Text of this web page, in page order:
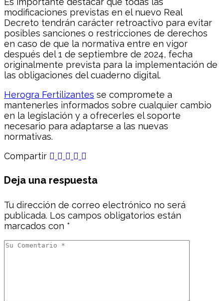
modificaciones previstas en el nuevo Real
Decreto tendrán carácter retroactivo para evitar
posibles sanciones o restricciones de derechos
en caso de que la normativa entre en vigor
después del 1 de septiembre de 2024, fecha
originalmente prevista para la implementación de
las obligaciones del cuaderno digital.
Herogra Fertilizantes se compromete a
mantenerles informados sobre cualquier cambio
en la legislación y a ofrecerles el soporte
necesario para adaptarse a las nuevas
normativas.
Compartir
Deja una respuesta
Tu dirección de correo electrónico no será
publicada. Los campos obligatorios están
marcados con *